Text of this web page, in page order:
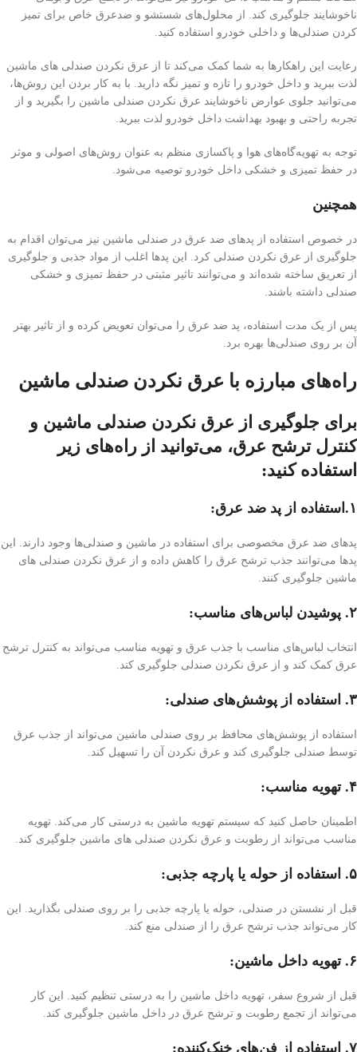
ناخوشایند جلوگیری کند. از محلول‌های شستشو و ضدعرق خاص برای تمیز
کردن صندلی‌ها و داخلی خودرو استفاده کنید.
رعایت این راهکارها به شما کمک می‌کند تا از عرق نکردن صندلی های ماشین
لذت ببرید و داخل خودرو را تازه و تمیز نگه دارید. با به کار بردن این روش‌ها،
می‌توانید جلوی عوارض ناخوشایند عرق نکردن صندلی ماشین را بگیرید و از
تجربه راحتی و بهبود بهداشت داخل خودرو لذت ببرید.
توجه به تهویه‌گاه‌های هوا و پاکسازی منظم به عنوان روش‌های اصولی و موثر
در حفظ تمیزی و خشکی داخل خودرو توصیه می‌شود.
همچنین
در خصوص استفاده از پد‌های ضد عرق در صندلی ماشین نیز می‌توان اقدام به
جلوگیری از عرق نکردن صندلی کرد. این پد‌ها اغلب از مواد جذبی و جلوگیری
از تعریق ساخته شده‌اند و می‌توانند تاثیر مثبتی در حفظ تمیزی و خشکی
صندلی داشته باشند.
پس از یک مدت استفاده، پد ضد عرق را می‌توان تعویض کرده و از تاثیر بهتر
آن بر روی صندلی‌ها بهره برد.
راه‌های مبارزه با عرق نکردن صندلی ماشین
برای جلوگیری از عرق نکردن صندلی ماشین و
کنترل ترشح عرق، می‌توانید از راه‌های زیر
استفاده کنید:
۱.استفاده از پد ضد عرق:
پدهای ضد عرق مخصوصی برای استفاده در ماشین و صندلی‌ها وجود دارند. این
پدها می‌توانند جذب ترشح عرق را کاهش داده و از عرق نکردن صندلی های
ماشین جلوگیری کنند.
۲. پوشیدن لباس‌های مناسب:
انتخاب لباس‌های مناسب با جذب عرق و تهویه مناسب می‌تواند به کنترل ترشح
عرق کمک کند و از عرق نکردن صندلی جلوگیری کند.
۳. استفاده از پوشش‌های صندلی:
استفاده از پوشش‌های محافظ بر روی صندلی ماشین می‌تواند از جذب عرق
توسط صندلی جلوگیری کند و عرق نکردن آن را تسهیل کند.
۴. تهویه مناسب:
اطمینان حاصل کنید که سیستم تهویه ماشین به درستی کار می‌کند. تهویه
مناسب می‌تواند از رطوبت و عرق نکردن صندلی های ماشین جلوگیری کند.
۵. استفاده از حوله یا پارچه جذبی:
قبل از نشستن در صندلی، حوله یا پارچه جذبی را بر روی صندلی بگذارید. این
کار می‌تواند جذب ترشح عرق را از صندلی منع کند.
۶. تهویه داخل ماشین:
قبل از شروع سفر، تهویه داخل ماشین را به درستی تنظیم کنید. این کار
می‌تواند از تجمع رطوبت و ترشح عرق در داخل ماشین جلوگیری کند.
۷. استفاده از فن‌های خنک‌کننده: